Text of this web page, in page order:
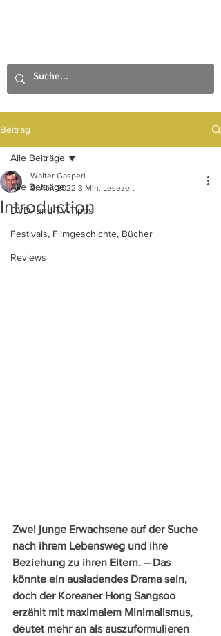
Beitrag
Alle Beiträge
DVD- und TV-Tipps
Festivals, Filmgeschichte, Bücher
Reviews
Alle Beiträge
Introduction
Walter Gasperi
9. Apr. 2022 3 Min. Lesezeit
Zwei junge Erwachsene auf der Suche
nach ihrem Lebensweg und ihre
Beziehung zu ihren Eltern. – Das
könnte ein ausladendes Drama sein,
doch der Koreaner Hong Sangsoo
erzählt mit maximalem Minimalismus,
deutet mehr an als auszuformulieren